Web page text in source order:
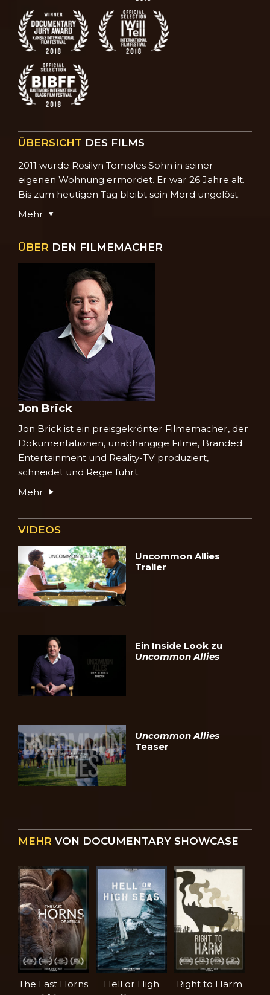
ÜBERSICHT DES FILMS
2011 wurde Rosilyn Temples Sohn in seiner
eigenen Wohnung ermordet. Er war 26 Jahre alt.
Bis zum heutigen Tag bleibt sein Mord ungelöst.
Mehr
ÜBER DEN FILMEMACHER
Jon Brick
Jon Brick ist ein preisgekrönter Filmemacher, der
Dokumentationen, unabhängige Filme, Branded
Entertainment und Reality-TV produziert,
schneidet und Regie führt.
Mehr
VIDEOS
Uncommon Allies
Trailer
Ein Inside Look zu
Uncommon Allies
Uncommon Allies
Teaser
MEHR VON DOCUMENTARY SHOWCASE
The Last Horns
Hell or High
Right to Harm